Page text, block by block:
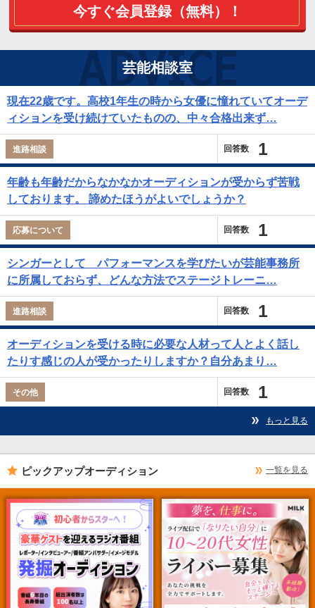
今すぐ会員登録（無料）！
芸能相談室
現在22歳です。高校1年生の時から女優に憧れていてオーデ
ィションを受け続けていたものの、中々合格出来ず…
進路相談 回答数 1
年齢も年齢だからなかなかオーディションが受からず苦戦
しております。 諦めたほうがよいでしょうか？
応募について 回答数 1
シンガーとして パフォーマンスを学びたいが芸能事務所
に所属しておらず、どんな方法でステージトレーニ…
進路相談 回答数 1
オーディションを受ける時に必要な人材って人とよく話し
たりす感じの人が受かったりしますか？自分あまり…
その他 回答数 1
もっと見る
ピックアップオーディション 一覧を見る